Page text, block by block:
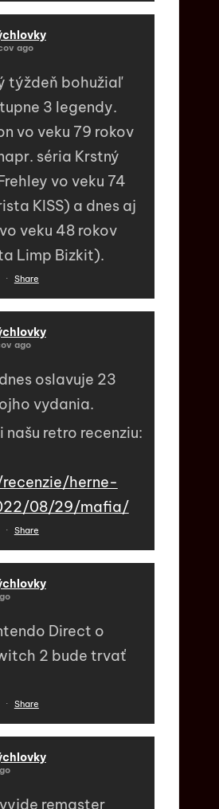
ago
týždeň bohužiaľ
3 legendy.
vo veku 79 rokov
séria Krstný
vo veku 74
KISS) a dnes aj
veku 48 rokov
Limp Bizkit).
· Share
ago
oslavuje 23
vydania.
retro recenziu:
herne-
08/29/mafia/
· Share
Direct o
2 bude trvať
· Share
remaster